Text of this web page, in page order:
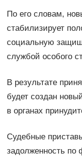
По его словам,
стабилизирует
социальную
службой особого
В результате
будет создан
в органах
Судебные
задолженность по